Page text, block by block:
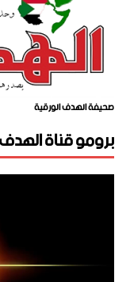
صحيفة الهدف الورقية
برومو قناة
مشغل